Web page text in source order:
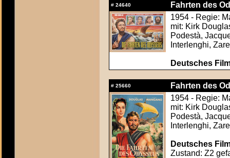
# 24640
Fahrten des
1954 - Regie:
mit: Kirk
Podestà,
Interlenghi,
Deutsches
# 25660
Fahrten des
1954 - Regie:
mit: Kirk
Podestà,
Interlenghi,
Deutsches
Zustand: Z2